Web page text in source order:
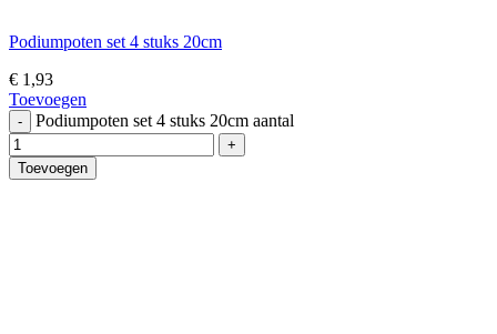
Podiumpoten set 4 stuks 20cm
€ 1,93
Toevoegen
Podiumpoten set 4 stuks 20cm aantal
Toevoegen